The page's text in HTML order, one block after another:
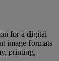
for a digital
image formats
printing,